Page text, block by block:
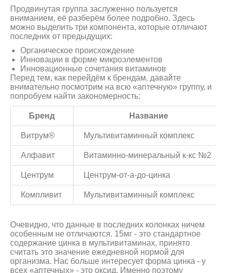
Продвинутая группа заслуженно пользуется
вниманием, её разберём более подробно. Здесь
можно выделить три компонента, которые отличают
последних от предыдущих:
Органическое происхождение
Инновации в форме микроэлементов
Инновационные сочетания витаминов
Перед тем, как перейдём к брендам, давайте
внимательно посмотрим на всю «аптечную» группу, и
попробуем найти закономерность:
Бренд Название
Витрум® Мультивитаминный комплекс
Алфавит Витаминно-минеральный к-кс №2
Центрум Центрум-от-а-до-цинка
Компливит Мультивитаминный комплекс
Очевидно, что данные в последних колонках ничем
особенным не отличаются. 15мг - это стандартное
содержание цинка в мультивитаминах, принято
считать это значение ежедневной нормой для
организма. Нас больше интересует форма цинка - у
всех «аптечных» - это оксид. Именно поэтому